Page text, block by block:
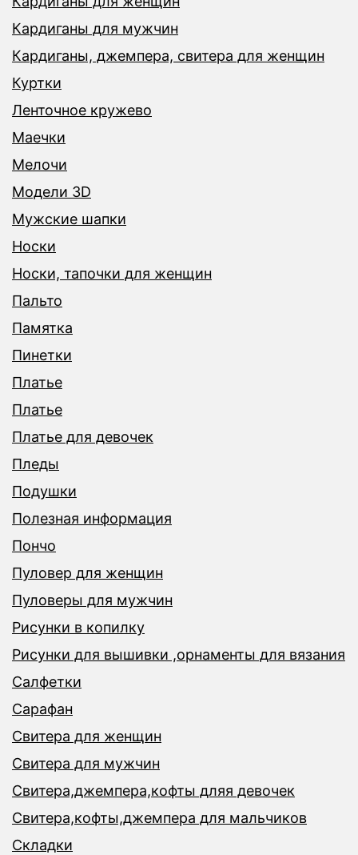
Кардиганы для мужчин
Кардиганы, джемпера, свитера для женщин
Куртки
Ленточное кружево
Маечки
Мелочи
Модели 3D
Мужские шапки
Носки
Носки, тапочки для женщин
Пальто
Памятка
Пинетки
Платье
Платье
Платье для девочек
Пледы
Подушки
Полезная информация
Пончо
Пуловер для женщин
Пуловеры для мужчин
Рисунки в копилку
Рисунки для вышивки ,орнаменты для вязания
Салфетки
Сарафан
Свитера для женщин
Свитера для мужчин
Свитера,джемпера,кофты дляя девочек
Свитера,кофты,джемпера для мальчиков
Складки